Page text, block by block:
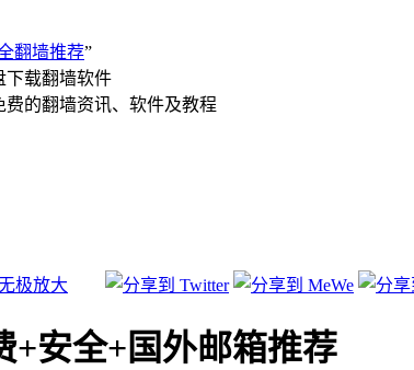
翻墙推荐”
下载翻墙软件
的翻墙资讯、软件及教程
+安全+国外邮箱推荐